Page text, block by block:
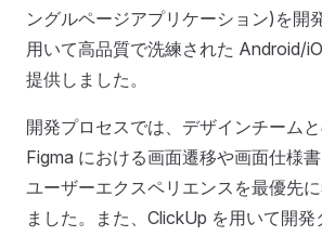
ングルページアプリケーション)を開
用いて高品質で洗練された Android/
提供しました。
開発プロセスでは、デザインチームと
Figma における画面遷移や画面仕様書
ユーザーエクスペリエンスを最優先
ました。また、ClickUp を用いて開